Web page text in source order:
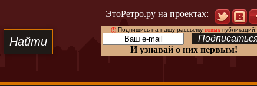
ЭтоРетро.ру на проектах:
(!)Подпишись на нашу рассылку новыхпубликаций!
И узнавай о них первым!